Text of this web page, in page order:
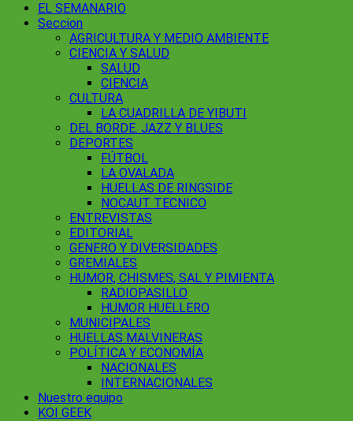
EL SEMANARIO
Seccion
AGRICULTURA Y MEDIO AMBIENTE
CIENCIA Y SALUD
SALUD
CIENCIA
CULTURA
LA CUADRILLA DE YIBUTI
DEL BORDE. JAZZ Y BLUES
DEPORTES
FÚTBOL
LA OVALADA
HUELLAS DE RINGSIDE
NOCAUT TECNICO
ENTREVISTAS
EDITORIAL
GENERO Y DIVERSIDADES
GREMIALES
HUMOR, CHISMES, SAL Y PIMIENTA
RADIOPASILLO
HUMOR HUELLERO
MUNICIPALES
HUELLAS MALVINERAS
POLÍTICA Y ECONOMÍA
NACIONALES
INTERNACIONALES
Nuestro equipo
KOI GEEK